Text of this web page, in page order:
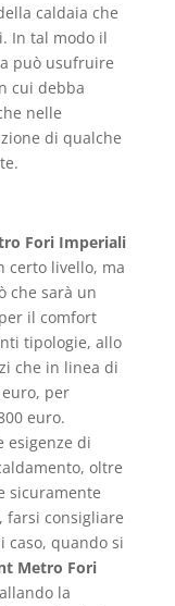
caldaia che
In tal modo il
può usufruire
cui debba
nelle
di qualche
Fori Imperiali
certo livello, ma
che sarà un
il comfort
tipologie, allo
che in linea di
per
euro.
esigenze di
oltre
sicuramente
farsi consigliare
caso, quando si
Metro Fori
la